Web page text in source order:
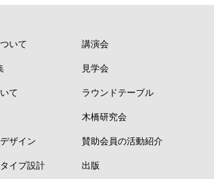
いて
て
ザイン
イプ設計
講演会
見学会
ラウンドテーブル
木橋研究会
賛助会員の活動紹介
出版